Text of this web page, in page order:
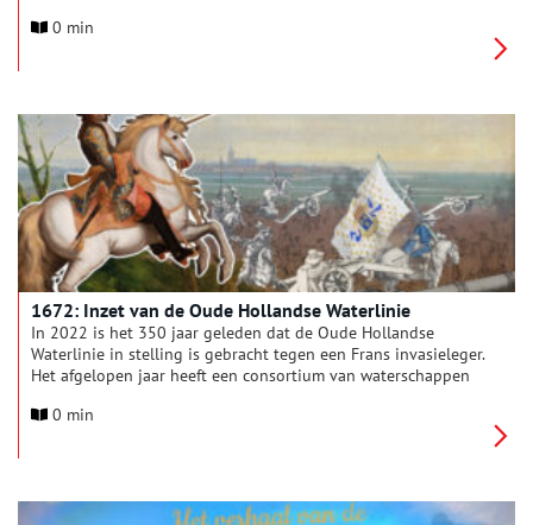
Zuiderzeecollectie. Sinds 2016 is het Netwerk
gezamenlijke collectie (www.zuiderzeecollectie.nl), het
organiseren van reizende tentoonstellingen en het uitwisselen
van kennis.
0 min
1672: Inzet van de Oude Hollandse Waterlinie
In 2022 is het 350 jaar geleden dat de Oude Hollandse
Waterlinie in stelling is gebracht tegen een Frans invasieleger.
Het afgelopen jaar heeft een consortium van waterschappen
samenwerking met de Stichting Oude Hollandse Waterlinie een
toegankelijke manier uitlegt.
0 min